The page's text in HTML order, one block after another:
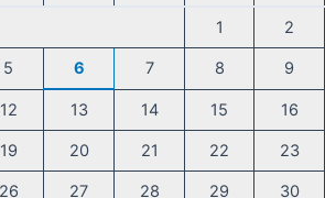
1 2
5 6 7 8 9
12 13 14 15 16
19 20 21 22 23
26 27 28 29 30